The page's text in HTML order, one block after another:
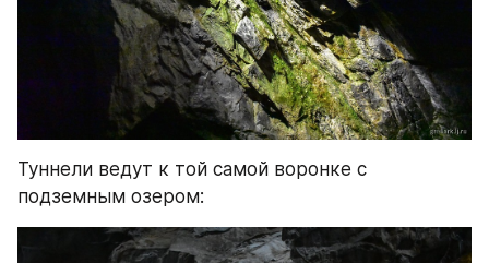
Туннели ведут к той самой воронке с
подземным озером: